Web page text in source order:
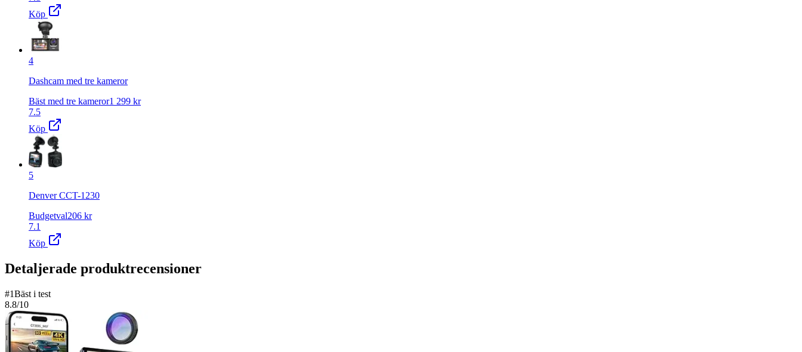
Köp
4
Dashcam med tre kameror
Bäst med tre kameror1 299 kr
7.5
Köp
5
Denver CCT-1230
Budgetval206 kr
7.1
Köp
Detaljerade produktrecensioner
#1Bäst i test
8.8/10